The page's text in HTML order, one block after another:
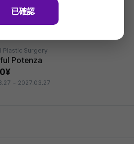
~ 2027.03.27
Plastic Surgery
Potenza
~ 2027.03.27
已確認